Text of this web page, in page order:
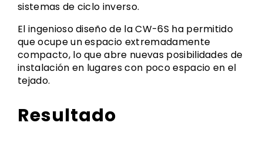
sistemas de ciclo inverso.
El ingenioso diseño de la CW-6S ha permitido
que ocupe un espacio extremadamente
compacto, lo que abre nuevas posibilidades de
instalación en lugares con poco espacio en el
tejado.
Resultado